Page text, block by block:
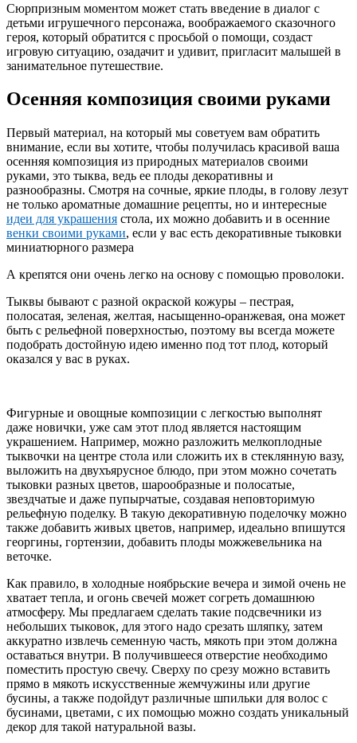
Сюрпризным моментом может стать введение в диалог с
детьми игрушечного персонажа, воображаемого сказочного
героя, который обратится с просьбой о помощи, создаст
игровую ситуацию, озадачит и удивит, пригласит малышей в
занимательное путешествие.
Осенняя композиция своими руками
Первый материал, на который мы советуем вам обратить
внимание, если вы хотите, чтобы получилась красивой ваша
осенняя композиция из природных материалов своими
руками, это тыква, ведь ее плоды декоративны и
разнообразны. Смотря на сочные, яркие плоды, в голову лезут
не только ароматные домашние рецепты, но и интересные
идеи для украшения стола, их можно добавить и в осенние
венки своими руками, если у вас есть декоративные тыковки
миниатюрного размера
А крепятся они очень легко на основу с помощью проволоки.
Тыквы бывают с разной окраской кожуры – пестрая,
полосатая, зеленая, желтая, насыщенно-оранжевая, она может
быть с рельефной поверхностью, поэтому вы всегда можете
подобрать достойную идею именно под тот плод, который
оказался у вас в руках.
Фигурные и овощные композиции с легкостью выполнят
даже новички, уже сам этот плод является настоящим
украшением. Например, можно разложить мелкоплодные
тыквочки на центре стола или сложить их в стеклянную вазу,
выложить на двухъярусное блюдо, при этом можно сочетать
тыковки разных цветов, шарообразные и полосатые,
звездчатые и даже пупырчатые, создавая неповторимую
рельефную поделку. В такую декоративную поделочку можно
также добавить живых цветов, например, идеально впишутся
георгины, гортензии, добавить плоды можжевельника на
веточке.
Как правило, в холодные ноябрьские вечера и зимой очень не
хватает тепла, и огонь свечей может согреть домашнюю
атмосферу. Мы предлагаем сделать такие подсвечники из
небольших тыковок, для этого надо срезать шляпку, затем
аккуратно извлечь семенную часть, мякоть при этом должна
оставаться внутри. В получившееся отверстие необходимо
поместить простую свечу. Сверху по срезу можно вставить
прямо в мякоть искусственные жемчужины или другие
бусины, а также подойдут различные шпильки для волос с
бусинами, цветами, с их помощью можно создать уникальный
декор для такой натуральной вазы.